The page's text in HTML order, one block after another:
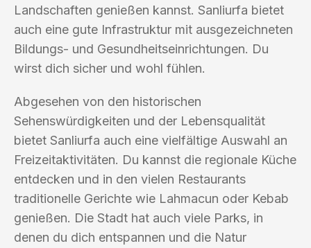
Landschaften genießen kannst. Sanliurfa bietet
auch eine gute Infrastruktur mit ausgezeichneten
Bildungs- und Gesundheitseinrichtungen. Du
wirst dich sicher und wohl fühlen.
Abgesehen von den historischen
Sehenswürdigkeiten und der Lebensqualität
bietet Sanliurfa auch eine vielfältige Auswahl an
Freizeitaktivitäten. Du kannst die regionale Küche
entdecken und in den vielen Restaurants
traditionelle Gerichte wie Lahmacun oder Kebab
genießen. Die Stadt hat auch viele Parks, in
denen du dich entspannen und die Natur